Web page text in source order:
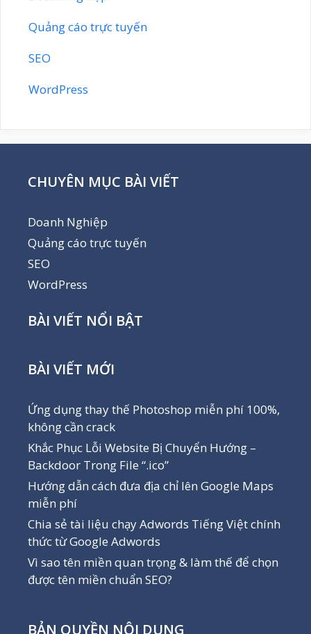
Quảng cáo trực tuyến
SEO
WordPress
CHUYÊN MỤC BÀI VIẾT
Doanh Nghiệp
Quảng cáo trực tuyến
SEO
WordPress
BÀI VIẾT NỔI BẬT
BÀI VIẾT MỚI
Ứng dụng thay thế Photoshop miễn phí 100%,
không cần crack
Khắc Phục Lỗi Website Bị Chuyển Hướng –
Backdoor Trong File “.ico”
Hướng dẫn cách đưa địa chỉ lên Google Maps
miễn phí
Chia sẻ tài liệu chạy Adwords Tiếng Việt chính
thức từ Google Adwords
Vì sao tên miền quan trọng & làm thế để chọn
được tên miền chuẩn SEO?
BẢN QUYỀN NỘI DUNG